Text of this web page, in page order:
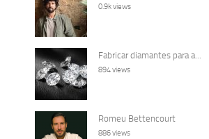
0.9k views
Fabricar diamantes para a...
894 views
Romeu Bettencourt
886 views